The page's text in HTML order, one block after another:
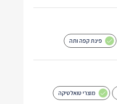
פינת קפה ותה
מוצרי טואלטיקה